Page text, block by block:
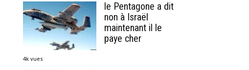
le Pentagone a dit
non à Israël
maintenant il le
paye cher
4k vues